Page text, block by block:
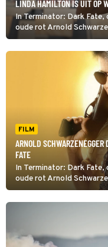
LINDA HAMILTON IS UIT OP
In Terminator: Dark Fate,
oude rot Arnold
Linda Hamilton is terug
FILM
ARNOLD
FATE
In Terminator: Dark Fate,
oude rot Arnold
Linda Hamilton is terug